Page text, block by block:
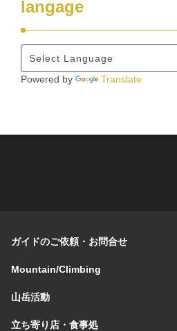
langage
Powered by Translate
ガイドのご依頼・お問合せ
Mountain/Climbing
山岳活動
立ち寄り店・食事処